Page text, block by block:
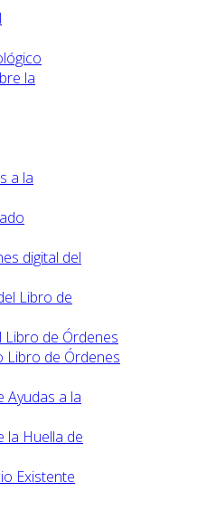
la
a la
digital del
Libro de
Libro de Órdenes
Libro de Órdenes
Ayudas a la
la Huella de
Existente